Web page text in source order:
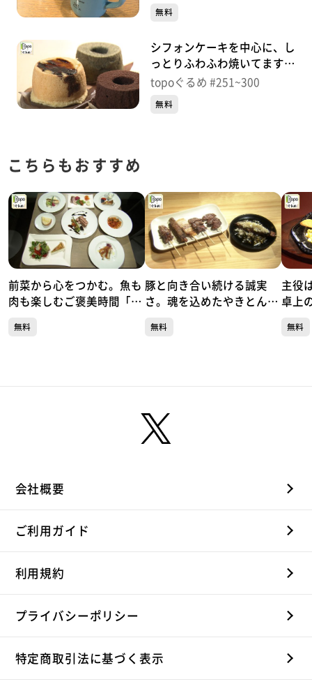
無料
シフォンケーキを中心に、し
っとりふわふわ焼いてます！
「m’s chiffon」（青葉区上
topoぐるめ #251~300
無料
こちらもおすすめ
前菜から心をつかむ。魚も
肉も楽しむご褒美時間「リ
区本町）#504【topoぐる
無料
豚と向き合い続ける誠実
さ。魂を込めたやきとん一
葉区国分町）#503【topo
無料
主役
卓上
二日
無料
会社概要
ご利用ガイド
利用規約
プライバシーポリシー
特定商取引法に基づく表示